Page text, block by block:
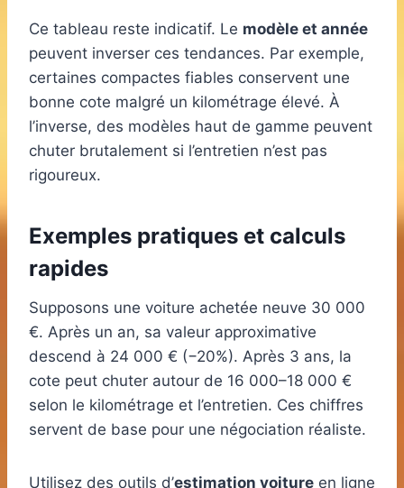
Ce tableau reste indicatif. Le modèle et année
peuvent inverser ces tendances. Par exemple,
certaines compactes fiables conservent une
bonne cote malgré un kilométrage élevé. À
l’inverse, des modèles haut de gamme peuvent
chuter brutalement si l’entretien n’est pas
rigoureux.
Exemples pratiques et calculs
rapides
Supposons une voiture achetée neuve 30 000
€. Après un an, sa valeur approximative
descend à 24 000 € (−20%). Après 3 ans, la
cote peut chuter autour de 16 000–18 000 €
selon le kilométrage et l’entretien. Ces chiffres
servent de base pour une négociation réaliste.
Utilisez des outils d’estimation voiture en ligne